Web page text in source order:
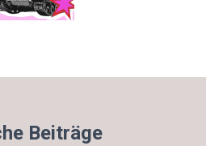
Beiträge